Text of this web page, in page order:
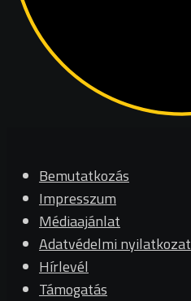
Bemutatkozás
Impresszum
Médiaajánlat
Adatvédelmi nyilatkozat
Hírlevél
Támogatás